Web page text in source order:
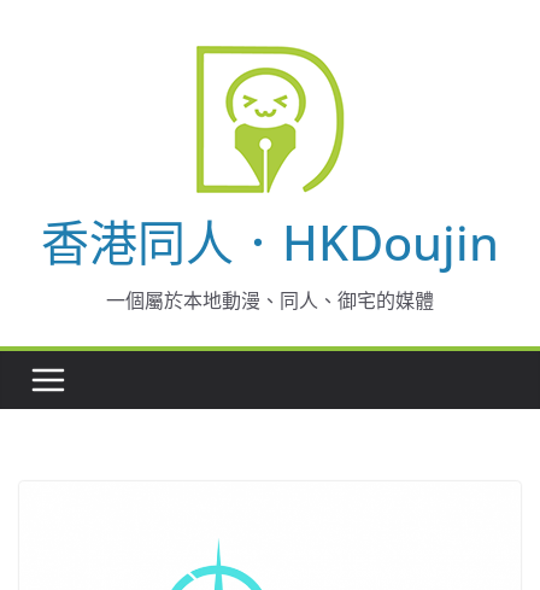
香港同人．HKDoujin
一個屬於本地動漫、同人、御宅的媒體